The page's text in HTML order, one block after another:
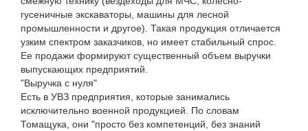
гусеничные экскаваторы, машины для лесной
промышленности и другое). Такая продукция отличается
узким спектром заказчиков, но имеет стабильный спрос.
Ее продажи формируют существенный объем выручки
выпускающих предприятий.
"Выручка с нуля"
Есть в УВЗ предприятия, которые занимались
исключительно военной продукцией. По словам
Томащука, они "просто без компетенций, без знаний